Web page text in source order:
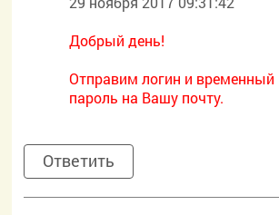
Добрый день!
Отправим логин и временный
пароль на Вашу почту.
Ответить